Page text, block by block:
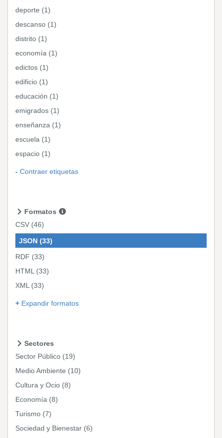
deporte (1)
descanso (1)
distrito (1)
economía (1)
edictos (1)
edificio (1)
educación (1)
emigrados (1)
enseñanza (1)
escuela (1)
espacio (1)
Contraer etiquetas
Formatos
CSV (46)
JSON (33)
RDF (33)
HTML (33)
XML (33)
Expandir formatos
Sectores
Sector Público (19)
Medio Ambiente (10)
Cultura y Ocio (8)
Economía (8)
Turismo (7)
Sociedad y Bienestar (6)